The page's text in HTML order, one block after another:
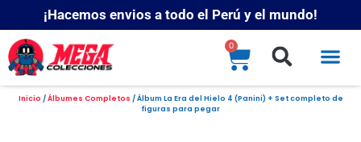
¡Hacemos envios a todo el Perú y el mundo!
0
Inicio /Álbumes Completos / Álbum La Era del Hielo 4 (Panini) + Set completo de
figuras para pegar